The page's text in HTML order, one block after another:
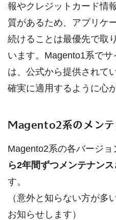
報やクレジットカード情
質があるため、アプリケ
続けることは最優先で取
います。Magento1系で
は、公式から提供されて
確実に適用するように心
Magento2系のメンテ
Magento2系の各バージョ
ら2年間ずつメンテナン
す。
（意外と知らない方が多
お知らせします）